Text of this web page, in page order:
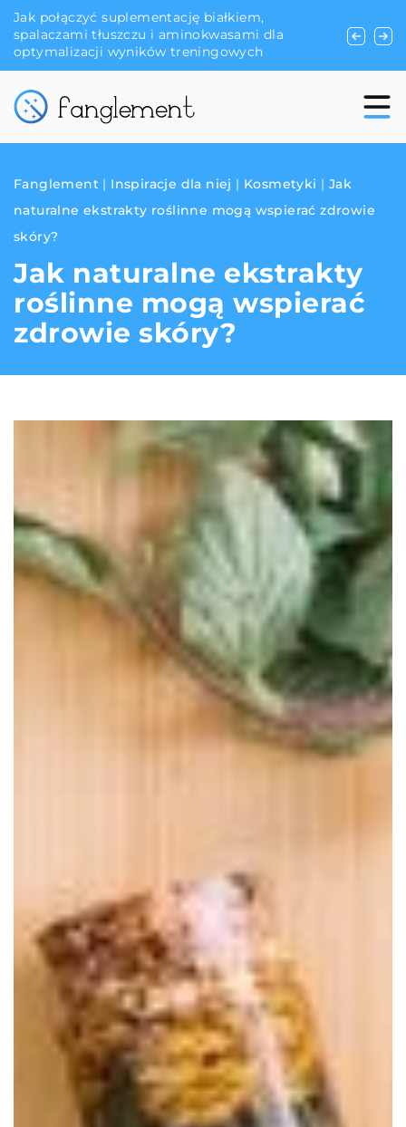
suplementację białkiem,
tłuszczu i aminokwasami dla
wyników treningowych
marihuany
Fanglement | Inspiracje dla niej | Kosmetyki | Jak
naturalne ekstrakty roślinne mogą wspierać zdrowie
skóry?
Jak naturalne ekstrakty
roślinne mogą wspierać
zdrowie skóry?